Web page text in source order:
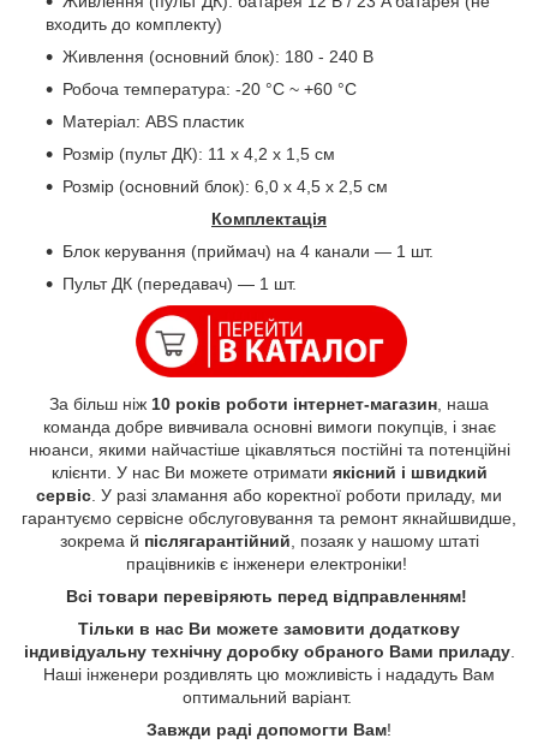
входить до комплекту)
Живлення (основний блок): 180 - 240 В
Робоча температура: -20 °C ~ +60 °C
Матеріал: ABS пластик
Розмір (пульт ДК): 11 х 4,2 х 1,5 см
Розмір (основний блок): 6,0 x 4,5 x 2,5 см
Комплектація
Блок керування (приймач) на 4 канали — 1 шт.
Пульт ДК (передавач) — 1 шт.
За більш ніж 10 років роботи інтернет-магазин , наша
команда добре вивчивала основні вимоги покупців, і знає
нюанси, якими найчастіше цікавляться постійні та потенційні
клієнти. У нас Ви можете отримати якісний і швидкий
сервіс . У разі зламання або коректної роботи приладу, ми
гарантуємо сервісне обслуговування та ремонт якнайшвидше,
зокрема й післягарантійний , позаяк у нашому штаті
працівників є інженери електроніки!
Всі товари перевіряють перед відправленням!
Тільки в нас Ви можете замовити додаткову
індивідуальну технічну доробку обраного Вами приладу.
Наші інженери роздивлять цю можливість і нададуть Вам
оптимальний варіант.
Завжди раді допомогти Вам!